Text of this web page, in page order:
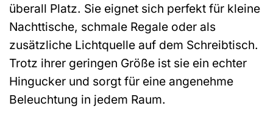
überall Platz. Sie eignet sich perfekt für kleine
Nachttische, schmale Regale oder als
zusätzliche Lichtquelle auf dem Schreibtisch.
Trotz ihrer geringen Größe ist sie ein echter
Hingucker und sorgt für eine angenehme
Beleuchtung in jedem Raum.